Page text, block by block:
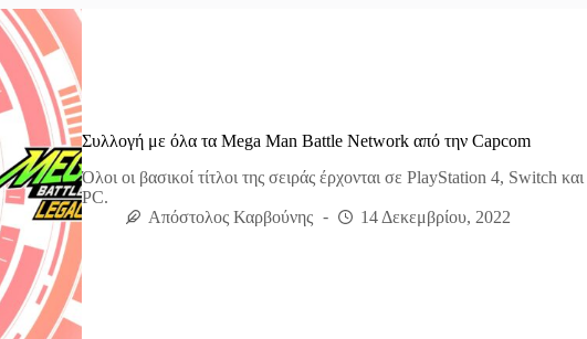
Συλλογή με όλα τα Mega Man Battle Network από την Capcom
Όλοι οι βασικοί τίτλοι της σειράς έρχονται σε PlayStation 4, Switch και
PC.
Απόστολος Καρβούνης
14 Δεκεμβρίου, 2022